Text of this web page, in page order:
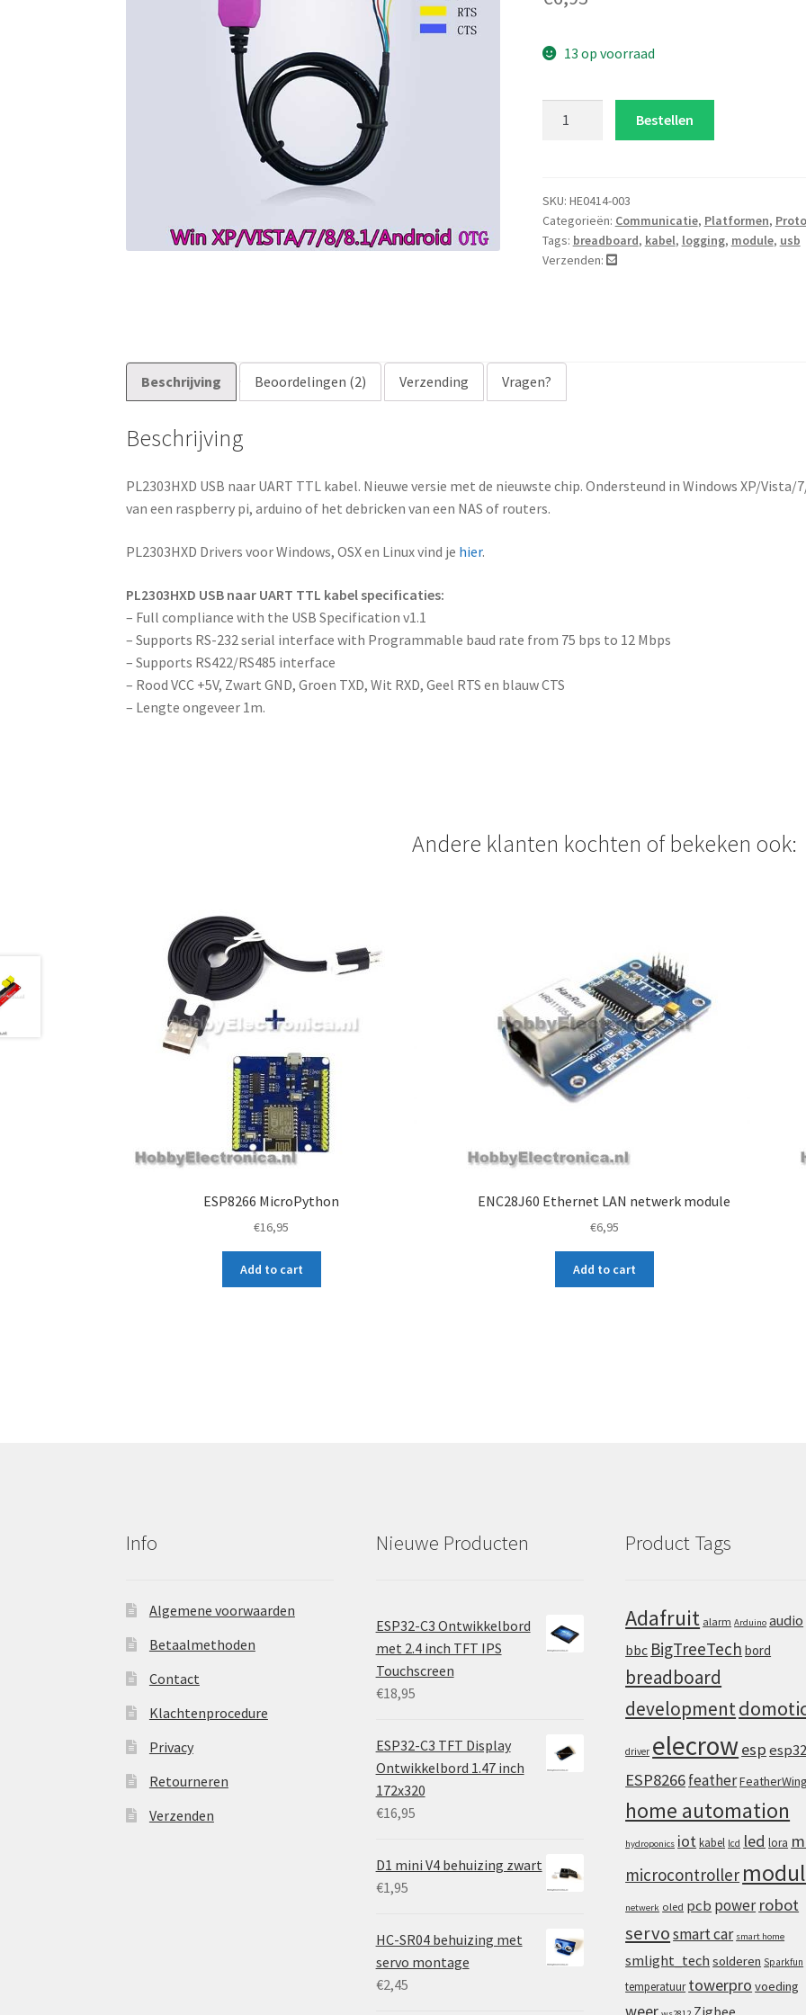
op 5
d op
waarder
ingen
13 op voorraad
TTL
kabel
aantal
Bestellen
SKU: HE0414-003
Categorieën: Communicatie, Platformen,
Tags: breadboard, kabel, logging, module, usb
Verzenden:
Beschrijving Beoordelingen (2) Verzending Vragen?
Beschrijving
PL2303HXD USB naar UART TTL kabel. Nieuwe versie met de nieuwste chip. Ondersteund in Windows XP/
van een raspberry pi, arduino of het debricken van een NAS of routers.
PL2303HXD Drivers voor Windows, OSX en Linux vind je hier.
PL2303HXD USB naar UART TTL kabel specificaties:
– Full compliance with the USB Specification v1.1
– Supports RS-232 serial interface with Programmable baud rate from 75 bps to 12 Mbps
– Supports RS422/RS485 interface
– Rood VCC +5V, Zwart GND, Groen TXD, Wit RXD, Geel RTS en blauw CTS
– Lengte ongeveer 1m.
Andere klanten kochten of bekeken ook:
ESP8266 MicroPython
€16,95
Add to cart
ENC28J60 Ethernet LAN netwerk module
€6,95
Add to cart
Info
Algemene voorwaarden
Betaalmethoden
Contact
Klachtenprocedure
Privacy
Retourneren
Verzenden
Nieuwe Producten
ESP32-C3 Ontwikkelbord
met 2.4 inch TFT IPS
Touchscreen
€18,95
ESP32-C3 TFT Display
Ontwikkelbord 1.47 inch
172x320
€16,95
D1 mini V4 behuizing zwart
€1,95
HC-SR04 behuizing met
servo montage
€2,45
Product Tags
Adafruit alarm Arduino audio
bbc BigTreeTech bord
breadboard
development
driver elecrowespesp32
ESP8266featherFeatherWing
home automation
hydroponics iotkabel lcd led lora
microcontroller
netwerk oled pcb power robot
servosmart car smart home
smlight_tech solderen Sparkfun
temperatuur towerpro voeding